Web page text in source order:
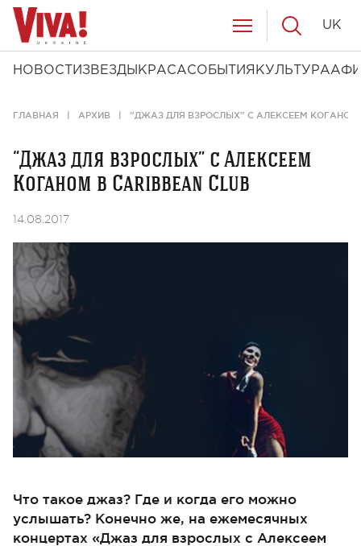
НОВОСТИ ЗВЕЗДЫ КРАСАСОБЫТИЯ КУЛЬТУРА
UK
ГЛАВНАЯ АРХИВ “ДЖАЗ ДЛЯ ВЗРОСЛЫХ” С АЛЕКСЕЕМ КОГАНОМ В
“Джаз для взрослых” с Алексеем
Коганом в Caribbean Club
14.08.2017
Что такое джаз? Где и когда его можно
услышать? Конечно же, на ежемесячных
концертах «Джаз для взрослых с Алексеем